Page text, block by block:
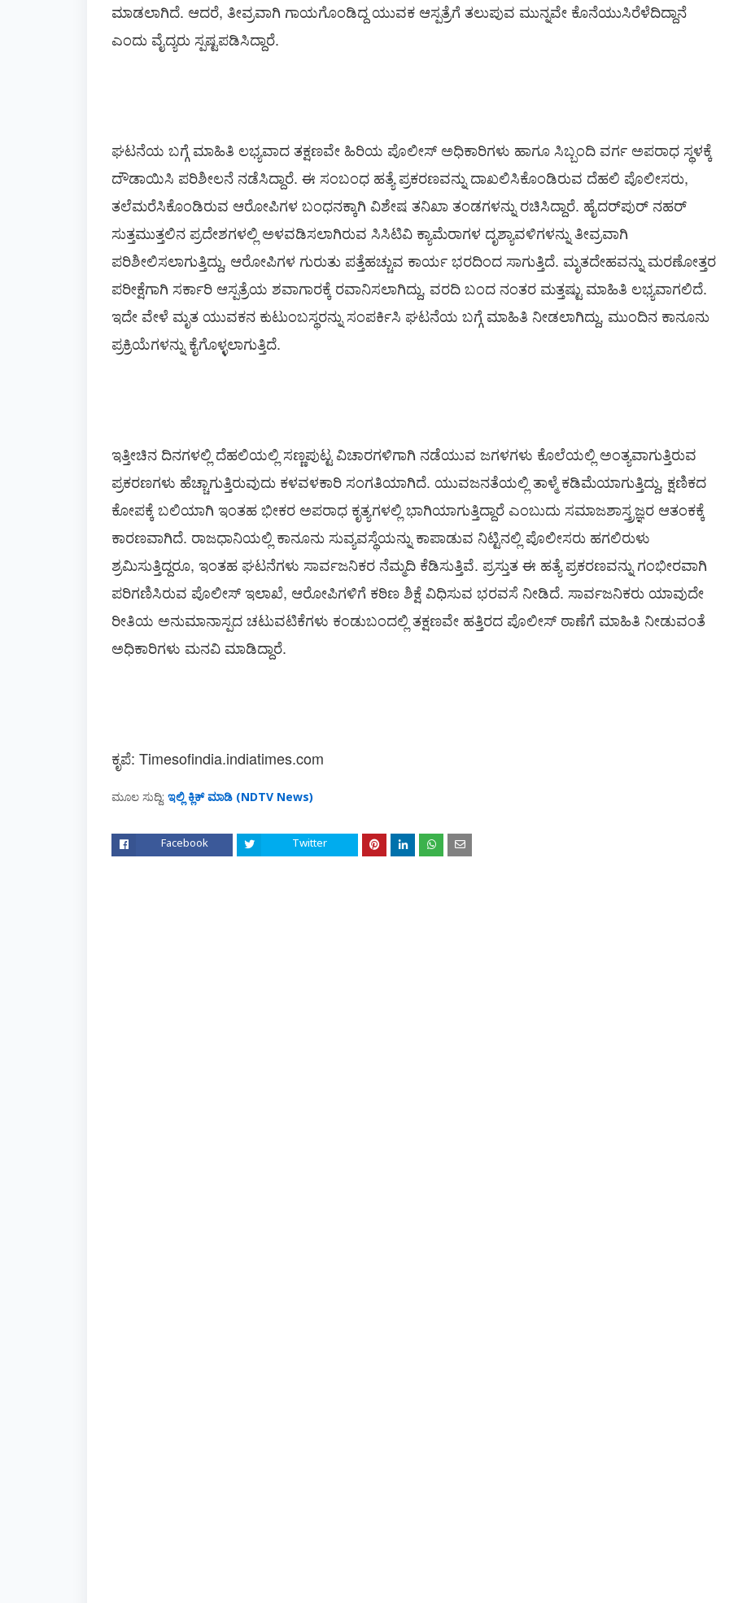
ಮಾಡಲಾಗಿದೆ. ಆದರೆ, ತೀವ್ರವಾಗಿ ಗಾಯಗೊಂಡಿದ್ದ ಯುವಕ ಆಸ್ಪತ್ರೆಗೆ ತಲುಪುವ ಮುನ್ನವೇ ಕೊನೆಯುಸಿರೆಳೆದಿದ್ದಾನೆ
ಎಂದು ವೈದ್ಯರು ಸ್ಪಷ್ಟಪಡಿಸಿದ್ದಾರೆ.
ಘಟನೆಯ ಬಗ್ಗೆ ಮಾಹಿತಿ ಲಭ್ಯವಾದ ತಕ್ಷಣವೇ ಹಿರಿಯ ಪೊಲೀಸ್ ಅಧಿಕಾರಿಗಳು ಹಾಗೂ ಸಿಬ್ಬಂದಿ ವರ್ಗ ಅಪರಾಧ ಸ್ಥಳಕ್ಕೆ
ದೌಡಾಯಿಸಿ ಪರಿಶೀಲನೆ ನಡೆಸಿದ್ದಾರೆ. ಈ ಸಂಬಂಧ ಹತ್ಯೆ ಪ್ರಕರಣವನ್ನು ದಾಖಲಿಸಿಕೊಂಡಿರುವ ದೆಹಲಿ ಪೊಲೀಸರು,
ತಲೆಮರೆಸಿಕೊಂಡಿರುವ ಆರೋಪಿಗಳ ಬಂಧನಕ್ಕಾಗಿ ವಿಶೇಷ ತನಿಖಾ ತಂಡಗಳನ್ನು ರಚಿಸಿದ್ದಾರೆ. ಹೈದರ್‌ಪುರ್ ನಹರ್
ಸುತ್ತಮುತ್ತಲಿನ ಪ್ರದೇಶಗಳಲ್ಲಿ ಅಳವಡಿಸಲಾಗಿರುವ ಸಿಸಿಟಿವಿ ಕ್ಯಾಮೆರಾಗಳ ದೃಶ್ಯಾವಳಿಗಳನ್ನು ತೀವ್ರವಾಗಿ
ಪರಿಶೀಲಿಸಲಾಗುತ್ತಿದ್ದು, ಆರೋಪಿಗಳ ಗುರುತು ಪತ್ತೆಹಚ್ಚುವ ಕಾರ್ಯ ಭರದಿಂದ ಸಾಗುತ್ತಿದೆ. ಮೃತದೇಹವನ್ನು ಮರಣೋತ್ತರ
ಪರೀಕ್ಷೆಗಾಗಿ ಸರ್ಕಾರಿ ಆಸ್ಪತ್ರೆಯ ಶವಾಗಾರಕ್ಕೆ ರವಾನಿಸಲಾಗಿದ್ದು, ವರದಿ ಬಂದ ನಂತರ ಮತ್ತಷ್ಟು ಮಾಹಿತಿ ಲಭ್ಯವಾಗಲಿದೆ.
ಇದೇ ವೇಳೆ ಮೃತ ಯುವಕನ ಕುಟುಂಬಸ್ಥರನ್ನು ಸಂಪರ್ಕಿಸಿ ಘಟನೆಯ ಬಗ್ಗೆ ಮಾಹಿತಿ ನೀಡಲಾಗಿದ್ದು, ಮುಂದಿನ ಕಾನೂನು
ಪ್ರಕ್ರಿಯೆಗಳನ್ನು ಕೈಗೊಳ್ಳಲಾಗುತ್ತಿದೆ.
ಇತ್ತೀಚಿನ ದಿನಗಳಲ್ಲಿ ದೆಹಲಿಯಲ್ಲಿ ಸಣ್ಣಪುಟ್ಟ ವಿಚಾರಗಳಿಗಾಗಿ ನಡೆಯುವ ಜಗಳಗಳು ಕೊಲೆಯಲ್ಲಿ ಅಂತ್ಯವಾಗುತ್ತಿರುವ
ಪ್ರಕರಣಗಳು ಹೆಚ್ಚಾಗುತ್ತಿರುವುದು ಕಳವಳಕಾರಿ ಸಂಗತಿಯಾಗಿದೆ. ಯುವಜನತೆಯಲ್ಲಿ ತಾಳ್ಮೆ ಕಡಿಮೆಯಾಗುತ್ತಿದ್ದು, ಕ್ಷಣಿಕದ
ಕೋಪಕ್ಕೆ ಬಲಿಯಾಗಿ ಇಂತಹ ಭೀಕರ ಅಪರಾಧ ಕೃತ್ಯಗಳಲ್ಲಿ ಭಾಗಿಯಾಗುತ್ತಿದ್ದಾರೆ ಎಂಬುದು ಸಮಾಜಶಾಸ್ತ್ರಜ್ಞರ ಆತಂಕಕ್ಕೆ
ಕಾರಣವಾಗಿದೆ. ರಾಜಧಾನಿಯಲ್ಲಿ ಕಾನೂನು ಸುವ್ಯವಸ್ಥೆಯನ್ನು ಕಾಪಾಡುವ ನಿಟ್ಟಿನಲ್ಲಿ ಪೊಲೀಸರು ಹಗಲಿರುಳು
ಶ್ರಮಿಸುತ್ತಿದ್ದರೂ, ಇಂತಹ ಘಟನೆಗಳು ಸಾರ್ವಜನಿಕರ ನೆಮ್ಮದಿ ಕೆಡಿಸುತ್ತಿವೆ. ಪ್ರಸ್ತುತ ಈ ಹತ್ಯೆ ಪ್ರಕರಣವನ್ನು ಗಂಭೀರವಾಗಿ
ಪರಿಗಣಿಸಿರುವ ಪೊಲೀಸ್ ಇಲಾಖೆ, ಆರೋಪಿಗಳಿಗೆ ಕಠಿಣ ಶಿಕ್ಷೆ ವಿಧಿಸುವ ಭರವಸೆ ನೀಡಿದೆ. ಸಾರ್ವಜನಿಕರು ಯಾವುದೇ
ರೀತಿಯ ಅನುಮಾನಾಸ್ಪದ ಚಟುವಟಿಕೆಗಳು ಕಂಡುಬಂದಲ್ಲಿ ತಕ್ಷಣವೇ ಹತ್ತಿರದ ಪೊಲೀಸ್ ಠಾಣೆಗೆ ಮಾಹಿತಿ ನೀಡುವಂತೆ
ಅಧಿಕಾರಿಗಳು ಮನವಿ ಮಾಡಿದ್ದಾರೆ.
ಮೂಲ ಸುದ್ದಿ: ಇಲ್ಲಿ ಕ್ಲಿಕ್ ಮಾಡಿ (NDTV News)
Facebook Twitter